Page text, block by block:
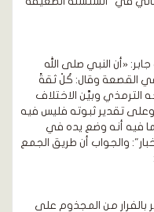
«أن النبي صلى الله
القصعة وقال: كُلْ ثقةً
الترمذي وبيَّن الاختلاف
تقدير ثبوته فليس فيه
فيه أنه وضع يده في
والجواب أن طريق الجمع
من المجذوم على